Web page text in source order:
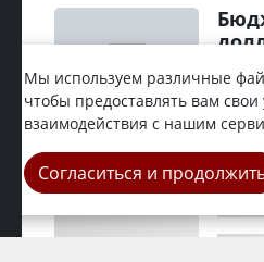
что
Мы используем различные
чтобы предоставлять вам
взаимодействия с нашим
Согласиться и